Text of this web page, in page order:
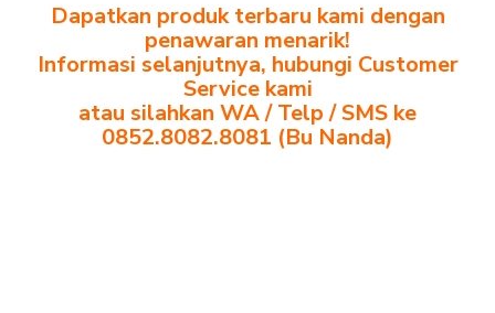
Dapatkan produk terbaru kami dengan
penawaran menarik!
Informasi selanjutnya, hubungi Customer
Service kami
atau silahkan WA / Telp / SMS ke
0852.8082.8081 (Bu Nanda)